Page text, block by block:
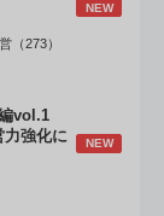
NEW
（273）
編vol.1
力強化に
NEW